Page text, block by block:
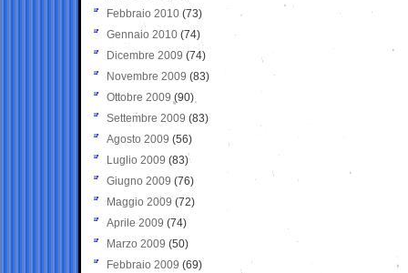
Febbraio 2010 (73)
Gennaio 2010 (74)
Dicembre 2009 (74)
Novembre 2009 (83)
Ottobre 2009 (90)
Settembre 2009 (83)
Agosto 2009 (56)
Luglio 2009 (83)
Giugno 2009 (76)
Maggio 2009 (72)
Aprile 2009 (74)
Marzo 2009 (50)
Febbraio 2009 (69)